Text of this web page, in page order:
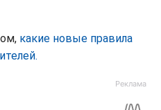
какие новые правила